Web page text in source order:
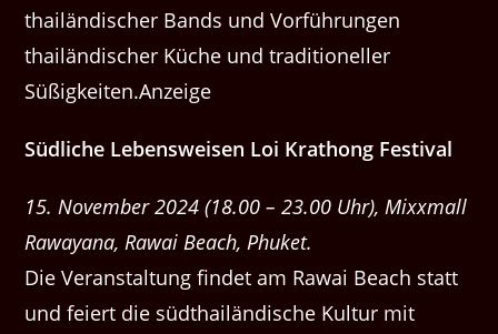
thailändischer Bands und Vorführungen
thailändischer Küche und traditioneller
Süßigkeiten.Anzeige
Südliche Lebensweisen Loi Krathong Festival
15. November 2024 (18.00 – 23.00 Uhr), Mixxmall
Rawayana, Rawai Beach, Phuket.
Die Veranstaltung findet am Rawai Beach statt
und feiert die südthailändische Kultur mit